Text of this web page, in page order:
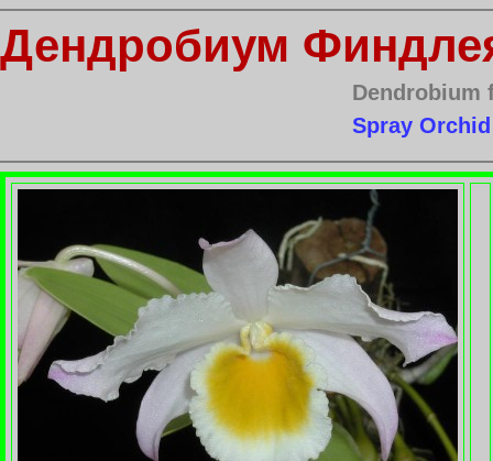
Дендробиум
Dendrobium
Spray Orchid